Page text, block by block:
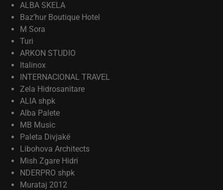
ALBA SKELA
Baz’hur Boutique Hotel
M Sora
Turi
ARKON STUDIO
Italinox
INTERNACIONAL TRAVEL
Zela Hidrosanitare
ALIA shpk
Alba Palete
MB Music
Paleta Divjakë
Libohova Architects
Mish Zgare Hidri
NDERPRO shpk
Murataj 2012